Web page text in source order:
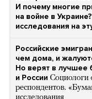
И почему многие
на войне в
исследования на
Российские
чем дома, и
Но верят в лучшее
и России Социологи
респондентов.
исследования